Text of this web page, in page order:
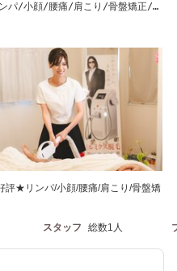
/小顔/腰痛/肩こり/骨盤矯正/脱
評★リンパ/小顔/腰痛/肩こり/骨盤矯
スタッフ 総数1人